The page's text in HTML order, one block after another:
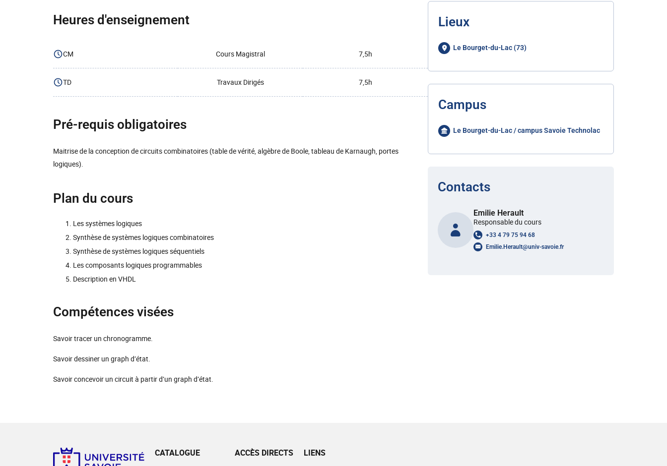
Heures d'enseignement
CM Cours Magistral 7,5h
TD Travaux Dirigés 7,5h
Pré-requis obligatoires
Maitrise de la conception de circuits combinatoires (table de vérité, algèbre de Boole, tableau de Karnaugh, portes
logiques).
Plan du cours
Les systèmes logiques
Synthèse de systèmes logiques combinatoires
Synthèse de systèmes logiques séquentiels
Les composants logiques programmables
Description en VHDL
Compétences visées
Savoir tracer un chronogramme.
Savoir dessiner un graph d’état.
Savoir concevoir un circuit à partir d’un graph d’état.
Lieux
Le Bourget-du-Lac (73)
Campus
Le Bourget-du-Lac / campus Savoie Technolac
Contacts
Emilie Herault
Responsable du cours
+33 4 79 75 94 68
Emilie.Herault@univ-savoie.fr
CATALOGUE ACCÈS DIRECTS LIENS